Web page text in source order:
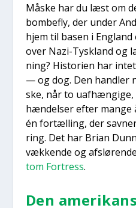
Måske har du læst om
bom­be­fly, der under
hjem til basen i
over Nazi-Tys­kland og
ning? Histo­ri­en har
— og dog. Den hand­ler
ske, når to
hæn­del­ser efter man­ge
én for­tæl­ling, der
ring. Det har Bri­an
væk­ken­de og
tom Fortress.
Den